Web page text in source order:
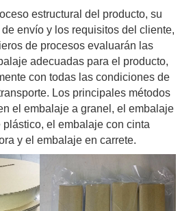
estructural del producto, su
envío y los requisitos del cliente,
de procesos evaluarán las
adecuadas para el producto,
con todas las condiciones de
Los principales métodos
el embalaje a granel, el embalaje
plástico, el embalaje con cinta
y el embalaje en carrete.